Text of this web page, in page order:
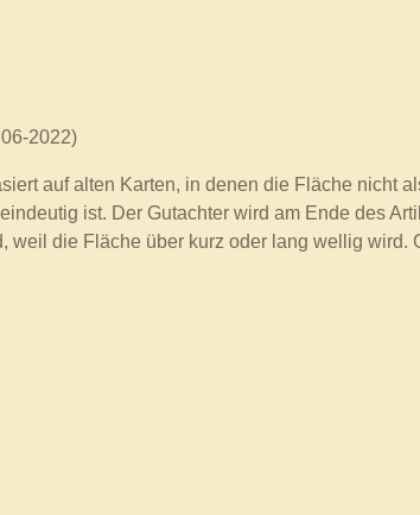
2022)
auf alten Karten, in denen die Fläche nicht
ist. Der Gutachter wird am Ende des
weil die Fläche über kurz oder lang wellig wird.